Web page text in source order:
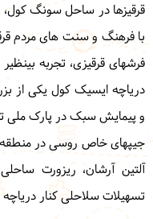
قرقیزها در ساحل سونگ کول،
با فرهنگ و سنت های مردم
فرشهای قرقیزی، تجربه
دریاچه ایسیک کول یکی از
و پیمایش سبک در پارک ملی
جیپهای خاص روسی در منطقه
آلتین آرشان، ریزورت
تسهیلات سلاحلی کنار